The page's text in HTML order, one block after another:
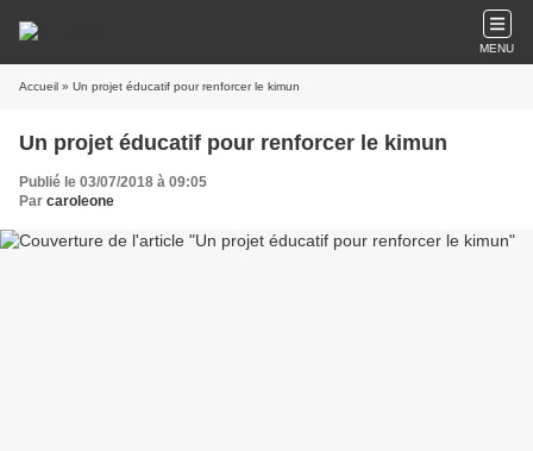
MENU
Accueil » Un projet éducatif pour renforcer le kimun
Un projet éducatif pour renforcer le kimun
Publié le 03/07/2018 à 09:05
Par caroleone